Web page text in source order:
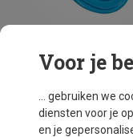
Je bespaart 18%
Voor je
... gebruiken we
diensten voor je
en je